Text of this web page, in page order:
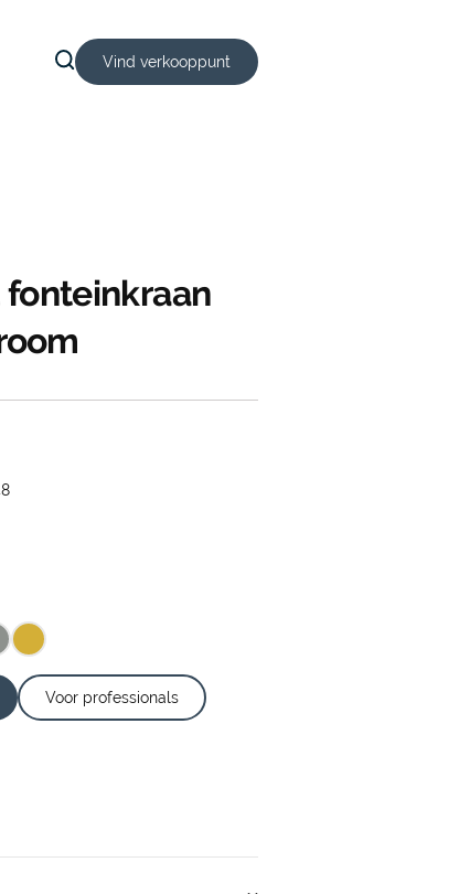
Vind verkooppunt
fonteinkraan
Voor professionals